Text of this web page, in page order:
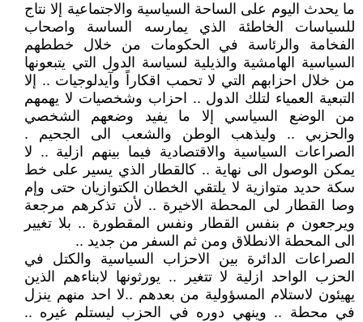
ما يحدث اليوم على الساحة السياسية والاجتماعية إلا نتاج
للسياسات الخاطئة الذي يمارسه الساسة واصحاب
الفخامة والرئاسة في الحكومات من خلال خططهم
السياسية الهامشية والذيلية لسياسة الدول التي يتبعونها
من خلال احزابهم التي لا تحمب اقكاراً وآيدلوجيات .. إلا
التبعية العمياء لتلك الدول .. احزاب وشخصيات لا يهمهم
من الوضع السياسي إلا ما يفيد وضعهم الشخصي
والحزبي .. وليذهب الوطن والشعب الى الجحيم .
الصراعات السياسية والاقتصادية فيما بينهم ازلية .. لا
يمكن الوصول الى نهاية .. كالقطار الذي يسير على خط
سكة حديد متوازية لا يلتقي الخطان الكتوازيان حتى وإم
وصا القطار لى المحطة الاخيرة .. لأن تذكرهم مرجعة
ويرجعون م بنفس القطار ونفس المقطورة .. بلا تغيير
الى المحطة الانطلاق ومن ثم السفر من جديد ..
الصراعات الدائرة بين الاحزاب السياسية والكتل في
الحزب الواحد ازلية لا تتغير .. يورثونها لابناءهم الذين
يهيئون لاستلام المسؤولية من بعدهم ..لا احد منهم ينزل
في محطة .. وينهي دوره في الحزب ليستلم غيره ..